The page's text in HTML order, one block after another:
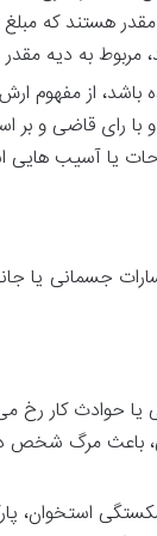
هستند که مبلغ
به دیه
از مفهوم ارش
با رای قاضی و بر
یا آسیب
جسمانی یا
یا حوادث کار رخ
باعث مرگ شخص
استخوان،